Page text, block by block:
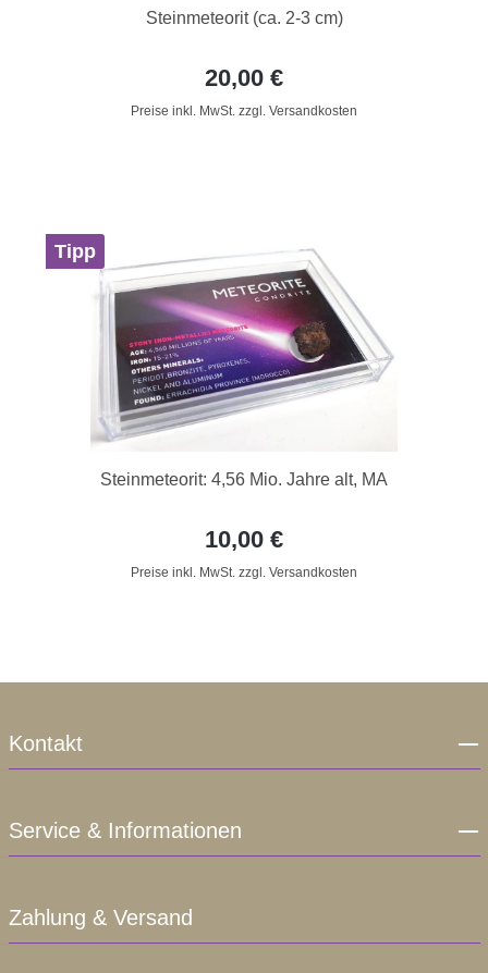
Steinmeteorit (ca. 2-3 cm)
20,00 €
Preise inkl. MwSt. zzgl. Versandkosten
Tipp
Steinmeteorit: 4,56 Mio. Jahre alt, MA
10,00 €
Preise inkl. MwSt. zzgl. Versandkosten
Kontakt
Service & Informationen
Zahlung & Versand